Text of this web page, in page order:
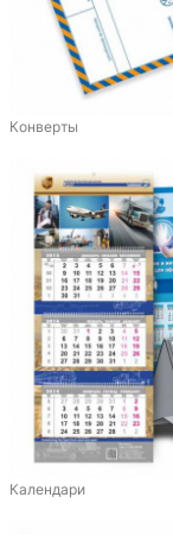
Конверты
Календари